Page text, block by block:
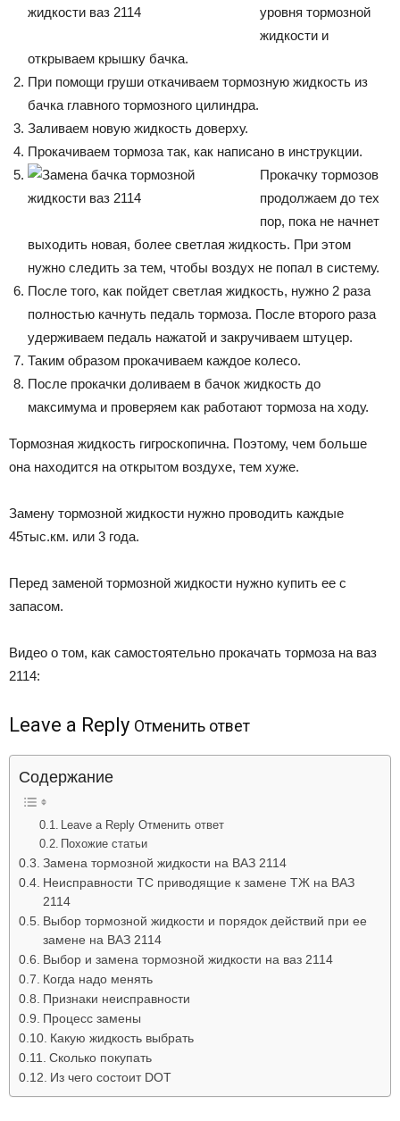
уровня тормозной
жидкости и
открываем крышку бачка.
При помощи груши откачиваем тормозную жидкость из
бачка главного тормозного цилиндра.
Заливаем новую жидкость доверху.
Прокачиваем тормоза так, как написано в инструкции.
Прокачку тормозов
продолжаем до тех
пор, пока не начнет
выходить новая, более светлая жидкость. При этом
нужно следить за тем, чтобы воздух не попал в систему.
После того, как пойдет светлая жидкость, нужно 2 раза
полностью качнуть педаль тормоза. После второго раза
удерживаем педаль нажатой и закручиваем штуцер.
Таким образом прокачиваем каждое колесо.
После прокачки доливаем в бачок жидкость до
максимума и проверяем как работают тормоза на ходу.
Тормозная жидкость гигроскопична. Поэтому, чем больше
она находится на открытом воздухе, тем хуже.
Замену тормозной жидкости нужно проводить каждые
45тыс.км. или 3 года.
Перед заменой тормозной жидкости нужно купить ее с
запасом.
Видео о том, как самостоятельно прокачать тормоза на ваз
2114:
Leave a Reply Отменить ответ
Содержание
Leave a Reply Отменить ответ
Похожие статьи
Замена тормозной жидкости на ВАЗ 2114
Неисправности ТС приводящие к замене ТЖ на ВАЗ
2114
Выбор тормозной жидкости и порядок действий при ее
замене на ВАЗ 2114
Выбор и замена тормозной жидкости на ваз 2114
Когда надо менять
Признаки неисправности
Процесс замены
Какую жидкость выбрать
Сколько покупать
Из чего состоит DOT